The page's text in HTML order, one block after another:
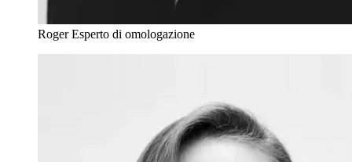
Roger Esperto di omologazione